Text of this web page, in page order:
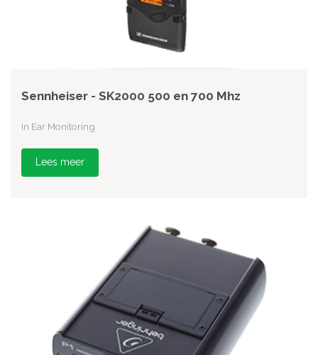
Sennheiser - SK2000 500 en 700 Mhz
In Ear Monitoring
Lees meer